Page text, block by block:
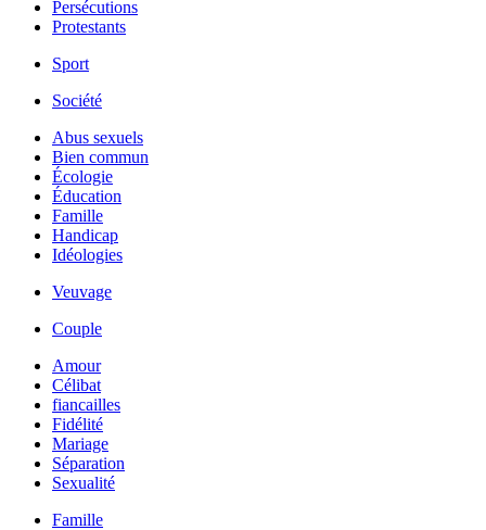
Persécutions
Protestants
Sport
Société
Abus sexuels
Bien commun
Écologie
Éducation
Famille
Handicap
Idéologies
Veuvage
Couple
Amour
Célibat
fiancailles
Fidélité
Mariage
Séparation
Sexualité
Famille